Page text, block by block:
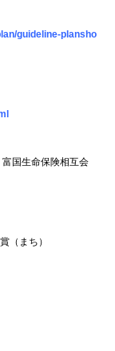
guideline-plansho
国生命保険相互会
（まち）